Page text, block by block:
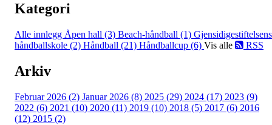
Kategori
Alle innlegg Åpen hall (3) Beach-håndball (1) Gjensidigestiftelsens
håndballskole (2) Håndball (21) Håndballcup (6) Vis alle RSS
Arkiv
Februar 2026 (2) Januar 2026 (8) 2025 (29) 2024 (17) 2023 (9)
2022 (6) 2021 (10) 2020 (11) 2019 (10) 2018 (5) 2017 (6) 2016
(12) 2015 (2)